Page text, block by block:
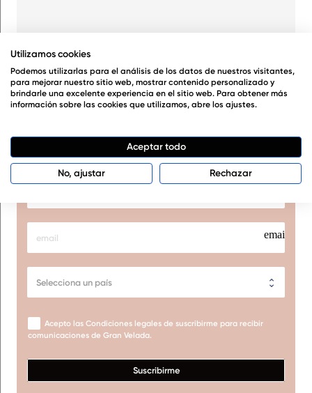
Suscríbete al newsletter de Gran Velada
email
Acepto las Condiciones legales de suscribirme para recibir
comunicaciones de Gran Velada.
Suscribirme
Utilizamos cookies
Podemos utilizarlas para el análisis de los datos de nuestros visitantes,
para mejorar nuestro sitio web, mostrar contenido personalizado y
brindarle una excelente experiencia en el sitio web. Para obtener más
información sobre las cookies que utilizamos, abre los ajustes.
Aceptar todo
No, ajustar Rechazar